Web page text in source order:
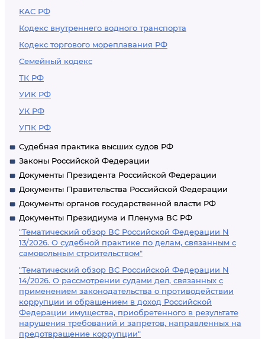
КАС РФ
Кодекс внутреннего водного транспорта
Кодекс торгового мореплавания РФ
Семейный кодекс
ТК РФ
УИК РФ
УК РФ
УПК РФ
Судебная практика высших судов РФ
Законы Российской Федерации
Документы Президента Российской Федерации
Документы Правительства Российской Федерации
Документы органов государственной власти РФ
Документы Президиума и Пленума ВС РФ
"Тематический обзор ВС Российской Федерации N
13/2026. О судебной практике по делам, связанным с
самовольным строительством"
"Тематический обзор ВС Российской Федерации N
14/2026. О рассмотрении судами дел, связанных с
применением законодательства о противодействии
коррупции и обращением в доход Российской
Федерации имущества, приобретенного в результате
нарушения требований и запретов, направленных на
предотвращение коррупции"